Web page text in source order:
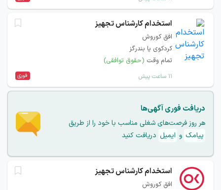
استخدام کارشناس تجهیز
افق کوروش
کردکوی یا بندرگز
تمام وقت (حقوق توافقی)
۱۱ ساعت پیش فوری
دریافت فوری آگهی‌ها
هر روز فرصت‌های شغلی مناسب با خود را از طریق
پیامک و ایمیل دریافت کنید
استخدام کارشناس تجهیز
افق کوروش